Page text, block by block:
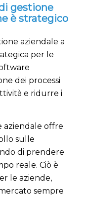
gestione
è strategico
aziendale a
per le
dei processi
e ridurre i
aziendale offre
sulle
di prendere
reale. Ciò è
le aziende,
sempre